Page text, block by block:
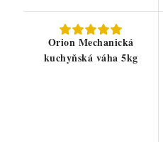
Orion Mechanická
kuchyňská váha 5kg